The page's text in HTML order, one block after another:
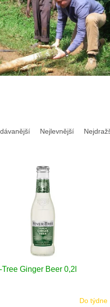
Nejlevnější
Tree Ginger Beer 0,2l
Do týdne